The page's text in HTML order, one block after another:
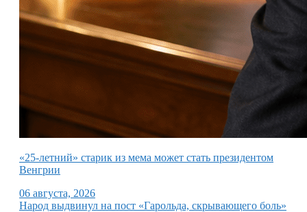
«25-летний» старик из мема может стать президентом
Венгрии
06 августа, 2026
Народ выдвинул на пост «Гарольда, скрывающего боль»